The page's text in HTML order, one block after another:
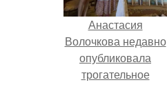
Анастасия
Волочкова недавно
опубликовала
трогательное